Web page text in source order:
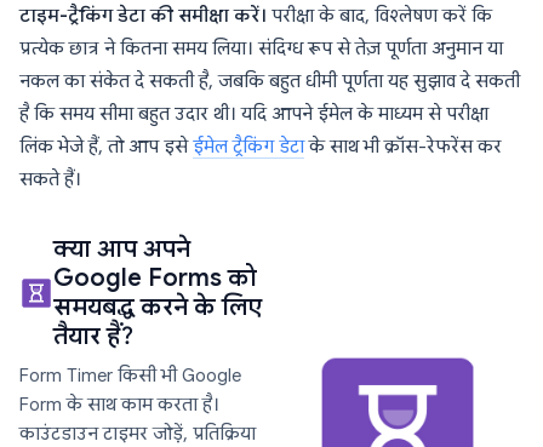
टाइम-ट्रैकिंग डेटा की समीक्षा करें। परीक्षा के बाद, विश्लेषण करें कि
प्रत्येक छात्र ने कितना समय लिया। संदिग्ध रूप से तेज़ पूर्णता अनुमान या
नकल का संकेत दे सकती है, जबकि बहुत धीमी पूर्णता यह सुझाव दे सकती
है कि समय सीमा बहुत उदार थी। यदि आपने ईमेल के माध्यम से परीक्षा
लिंक भेजे हैं, तो आप इसेईमेल ट्रैकिंग डेटाके साथ भी क्रॉस-रेफरेंस कर
सकते हैं।
क्या आप अपने
Google Forms को
समयबद्ध करने के लिए
तैयार हैं?
Form Timer किसी भी Google
Form के साथ काम करता है।
काउंटडाउन टाइमर जोड़ें, प्रतिक्रिया